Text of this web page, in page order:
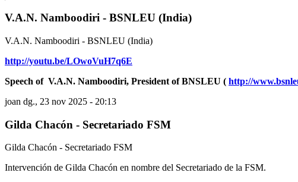
V.A.N. Namboodiri - BSNLEU (India)
V.A.N. Namboodiri - BSNLEU (India)
http://youtu.be/LOwoVuH7q6E
Speech of V.A.N. Namboodiri, President of BNSLEU ( http://
joan dg., 23 nov 2025 - 20:13
Gilda Chacón - Secretariado FSM
Gilda Chacón - Secretariado FSM
Intervención de Gilda Chacón en nombre del Secretariado de la FSM.